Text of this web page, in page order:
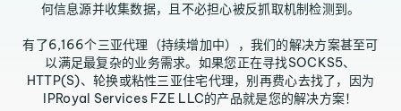
何信息源并收集数据，且不必担心被反抓取机制检测到。
有了6,166个三亚代理（持续增加中），我们的解决方案甚至可
以满足最复杂的业务需求。如果您正在寻找SOCKS5、
HTTP(S)、轮换或粘性三亚住宅代理，别再费心去找了，因为
IPRoyal Services FZE LLC的产品就是您的解决方案！